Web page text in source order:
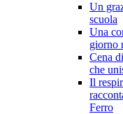
Un
scuola
Una
giorno
Cena
che
Il
Ferro